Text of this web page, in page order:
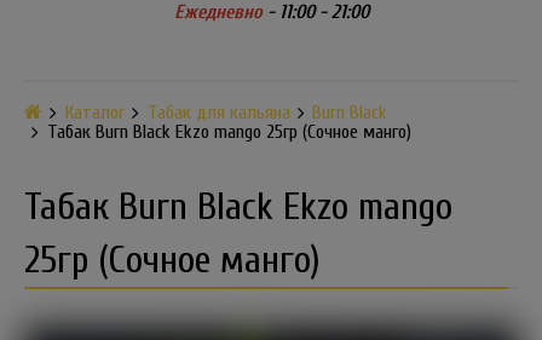
Ежедневно- 11:00 - 21:00
Каталог Табак для кальяна
Burn Black
Табак Burn Black Ekzo mango 25гр (Сочное манго)
Табак Burn Black Ekzo mango
25гр (Сочное манго)